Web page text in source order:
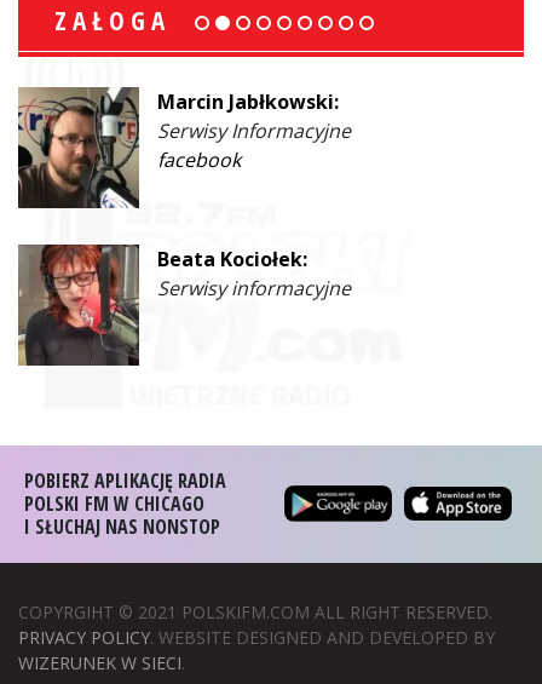
ZAŁOGA
Marcin Jabłkowski:
Serwisy Informacyjne
facebook
Beata Kociołek:
Serwisy informacyjne
POBIERZ APLIKACJĘ RADIA
POLSKI FM W CHICAGO
I SŁUCHAJ NAS NONSTOP
COPYRGIHT © 2021 POLSKIFM.COM ALL RIGHT RESERVED.
PRIVACY POLICY. WEBSITE DESIGNED AND DEVELOPED BY
WIZERUNEK W SIECI.